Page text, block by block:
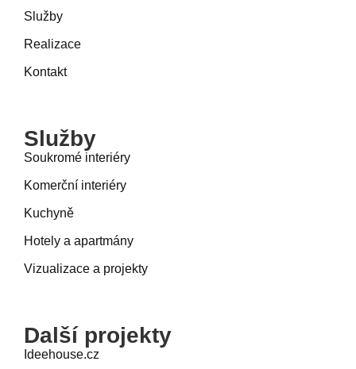
Služby
Realizace
Kontakt
Služby
Soukromé interiéry
Komerční interiéry
Kuchyně
Hotely a apartmány
Vizualizace a projekty
Další projekty
Ideehouse.cz